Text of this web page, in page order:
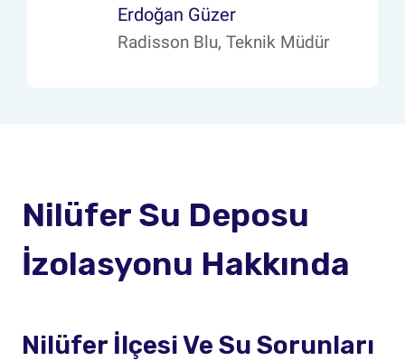
Erdoğan Güzer
Radisson Blu, Teknik Müdür
Nilüfer Su Deposu
İzolasyonu Hakkında
Nilüfer İlçesi Ve Su Sorunları